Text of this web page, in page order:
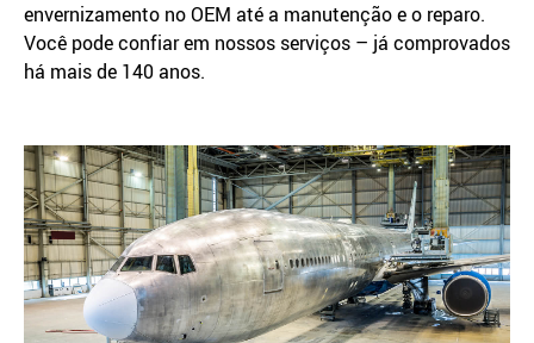
envernizamento no OEM até a manutenção e o reparo.
Você pode confiar em nossos serviços – já comprovados
há mais de 140 anos.